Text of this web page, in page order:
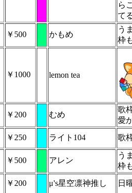
ら
て
￥500 かもめ
う
枠
￥1000 lemon tea
￥200 むめ
歌
愛
￥250 ライト104 歌
￥500 アレン
う
枠
￥200 μ's星空凛神推し 日